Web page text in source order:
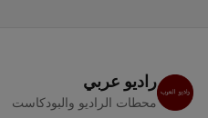
راديو عربي
محطات الراديو والبودكاست